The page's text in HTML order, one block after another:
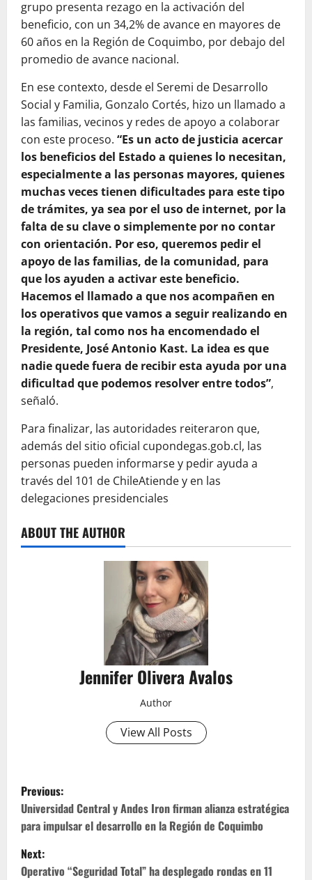
grupo presenta rezago en la activación del
beneficio, con un 34,2% de avance en mayores de
60 años en la Región de Coquimbo, por debajo del
promedio de avance nacional.
En ese contexto, desde el Seremi de Desarrollo
Social y Familia, Gonzalo Cortés, hizo un llamado a
las familias, vecinos y redes de apoyo a colaborar
con este proceso. “Es un acto de justicia acercar
los beneficios del Estado a quienes lo necesitan,
especialmente a las personas mayores, quienes
muchas veces tienen dificultades para este tipo
de trámites, ya sea por el uso de internet, por la
falta de su clave o simplemente por no contar
con orientación. Por eso, queremos pedir el
apoyo de las familias, de la comunidad, para
que los ayuden a activar este beneficio.
Hacemos el llamado a que nos acompañen en
los operativos que vamos a seguir realizando en
la región, tal como nos ha encomendado el
Presidente, José Antonio Kast. La idea es que
nadie quede fuera de recibir esta ayuda por una
dificultad que podemos resolver entre todos”,
señaló.
Para finalizar, las autoridades reiteraron que,
además del sitio oficial cupondegas.gob.cl, las
personas pueden informarse y pedir ayuda a
través del 101 de ChileAtiende y en las
delegaciones presidenciales
ABOUT THE AUTHOR
Jennifer Olivera Avalos
Author
View All Posts
P
o
s
t
Previous:
Universidad Central y Andes Iron firman alianza estratégica
para impulsar el desarrollo en la Región de Coquimbo
Next:
Operativo “Seguridad Total” ha desplegado rondas en 11